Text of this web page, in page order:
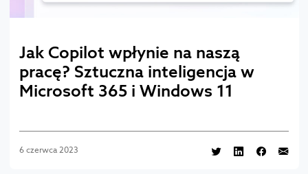
Jak Copilot wpłynie na naszą
pracę? Sztuczna inteligencja w
Microsoft 365 i Windows 11
6 czerwca 2023